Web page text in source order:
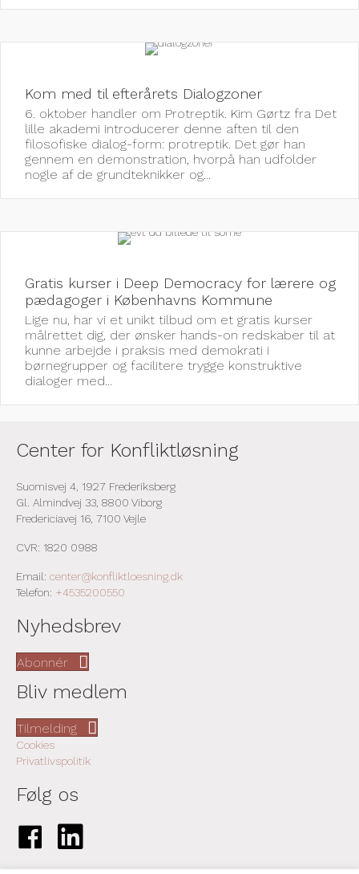
Kom med til efterårets Dialogzoner
6. oktober handler om Protreptik. Kim Gørtz fra Det
lille akademi introducerer denne aften til den
filosofiske dialog-form: protreptik. Det gør han
gennem en demonstration, hvorpå han udfolder
nogle af de grundteknikker og...
Gratis kurser i Deep Democracy for lærere og
pædagoger i Københavns Kommune
Lige nu, har vi et unikt tilbud om et gratis kurser
målrettet dig, der ønsker hands-on redskaber til at
kunne arbejde i praksis med demokrati i
børnegrupper og facilitere trygge konstruktive
dialoger med...
Center for Konfliktløsning
Suomisvej 4, 1927 Frederiksberg
Gl. Almindvej 33, 8800 Viborg
Fredericiavej 16, 7100 Vejle
CVR: 1820 0988
Email: center@konfliktloesning.dk
Telefon: +4535200550
Nyhedsbrev
Abonnér
Bliv medlem
Tilmelding
Cookies
Privatlivspolitik
Følg os
Link til Facebook-side
Link til LinkedIn-side